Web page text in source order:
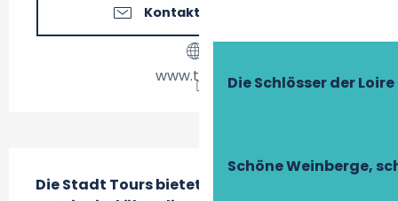
Die Schlösser der Loire
Schöne Weinberge,
Kontaktieren Sie uns
www.tours.fr
Die Stadt Tours bietet zahlreiche Märkte